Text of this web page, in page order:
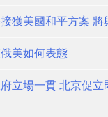
獲美國和平方案 將
美如何表態
立場一貫 北京促立